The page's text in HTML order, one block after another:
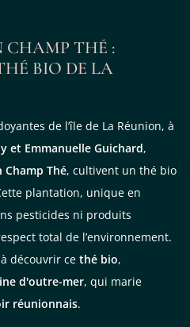
CHAMP THÉ :
BIO DE LA
de l’île de La Réunion, à
et Emmanuelle Guichard,
Thé, cultivent un thé bio
plantation, unique en
pesticides ni produits
total de l’environnement.
découvrir ce thé bio,
d'outre-mer, qui marie
réunionnais.